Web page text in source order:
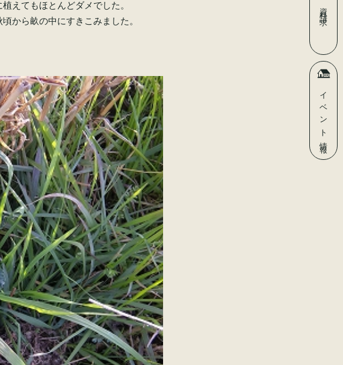
えてもほとんどダメでした。
から畝の中にすきこみました。
資料請求
イベント